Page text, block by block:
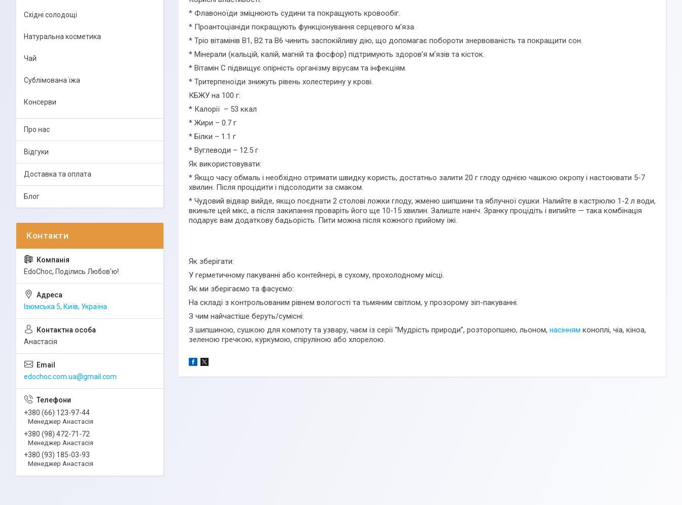
* Флавоноїди зміцнюють судини та покращують кровообіг.
* Проантоціаніди покращують функціонування серцевого м’яза.
* Тріо вітамінів В1, В2 та В6 чинить заспокійливу дію, що допомагає побороти знервованість та покращити сон.
* Мінерали (кальцій, калій, магній та фосфор) підтримують здоров’я м’язів та кісток.
* Вітамін С підвищує опірність організму вірусам та інфекціям.
* Тритерпеноїди знижуть рівень холестерину у крові.
КБЖУ на 100 г:
* Калорії – 53 ккал
* Жири – 0.7 г
* Білки – 1.1 г
* Вуглеводи – 12.5 г
Як використовувати:
* Якщо часу обмаль і необхідно отримати швидку користь, достатньо залити 20 г глоду однією чашкою окропу і настоювати 5-7
хвилин. Після процідити і підсолодити за смаком.
* Чудовий відвар вийде, якщо поєднати 2 столові ложки глоду, жменю шипшини та яблучної сушки. Налийте в кастрюлю 1-2 л води,
вкиньте цей мікс, а після закипання проваріть його ще 10-15 хвилин. Залиште наніч. Зранку процідіть і випийте — така комбінація
подарує вам додаткову бадьорість. Пити можна після кожного прийому їжі.
Як зберігати:
У герметичному пакуванні або контейнері, в сухому, прохолодному місці.
Як ми зберігаємо та фасуємо:
На складі з контрольованим рівнем вологості та тьмяним світлом, у прозорому зіп-пакуванні.
З чим найчастіше беруть/cумісні:
З шипшиною, сушкою для компоту та узвару, чаєм із серії “Мудрість природи”, розторопшею, льоном, насінням коноплі, чіа, кіноа,
зеленою гречкою, куркумою, спіруліною або хлорелою.
Східні солодощі
Натуральна косметика
Чай
Сублімована їжа
Консерви
Про нас
Відгуки
Доставка та оплата
Блог
EdoСhoc, Поділись Любов'ю!
Ізюмська 5, Київ, Україна
Анастасія
edochoc.com.ua@gmail.com
+380 (66) 123-97-44
Менеджер Анастасія
+380 (98) 472-71-72
Менеджер Анастасія
+380 (93) 185-03-93
Менеджер Анастасія